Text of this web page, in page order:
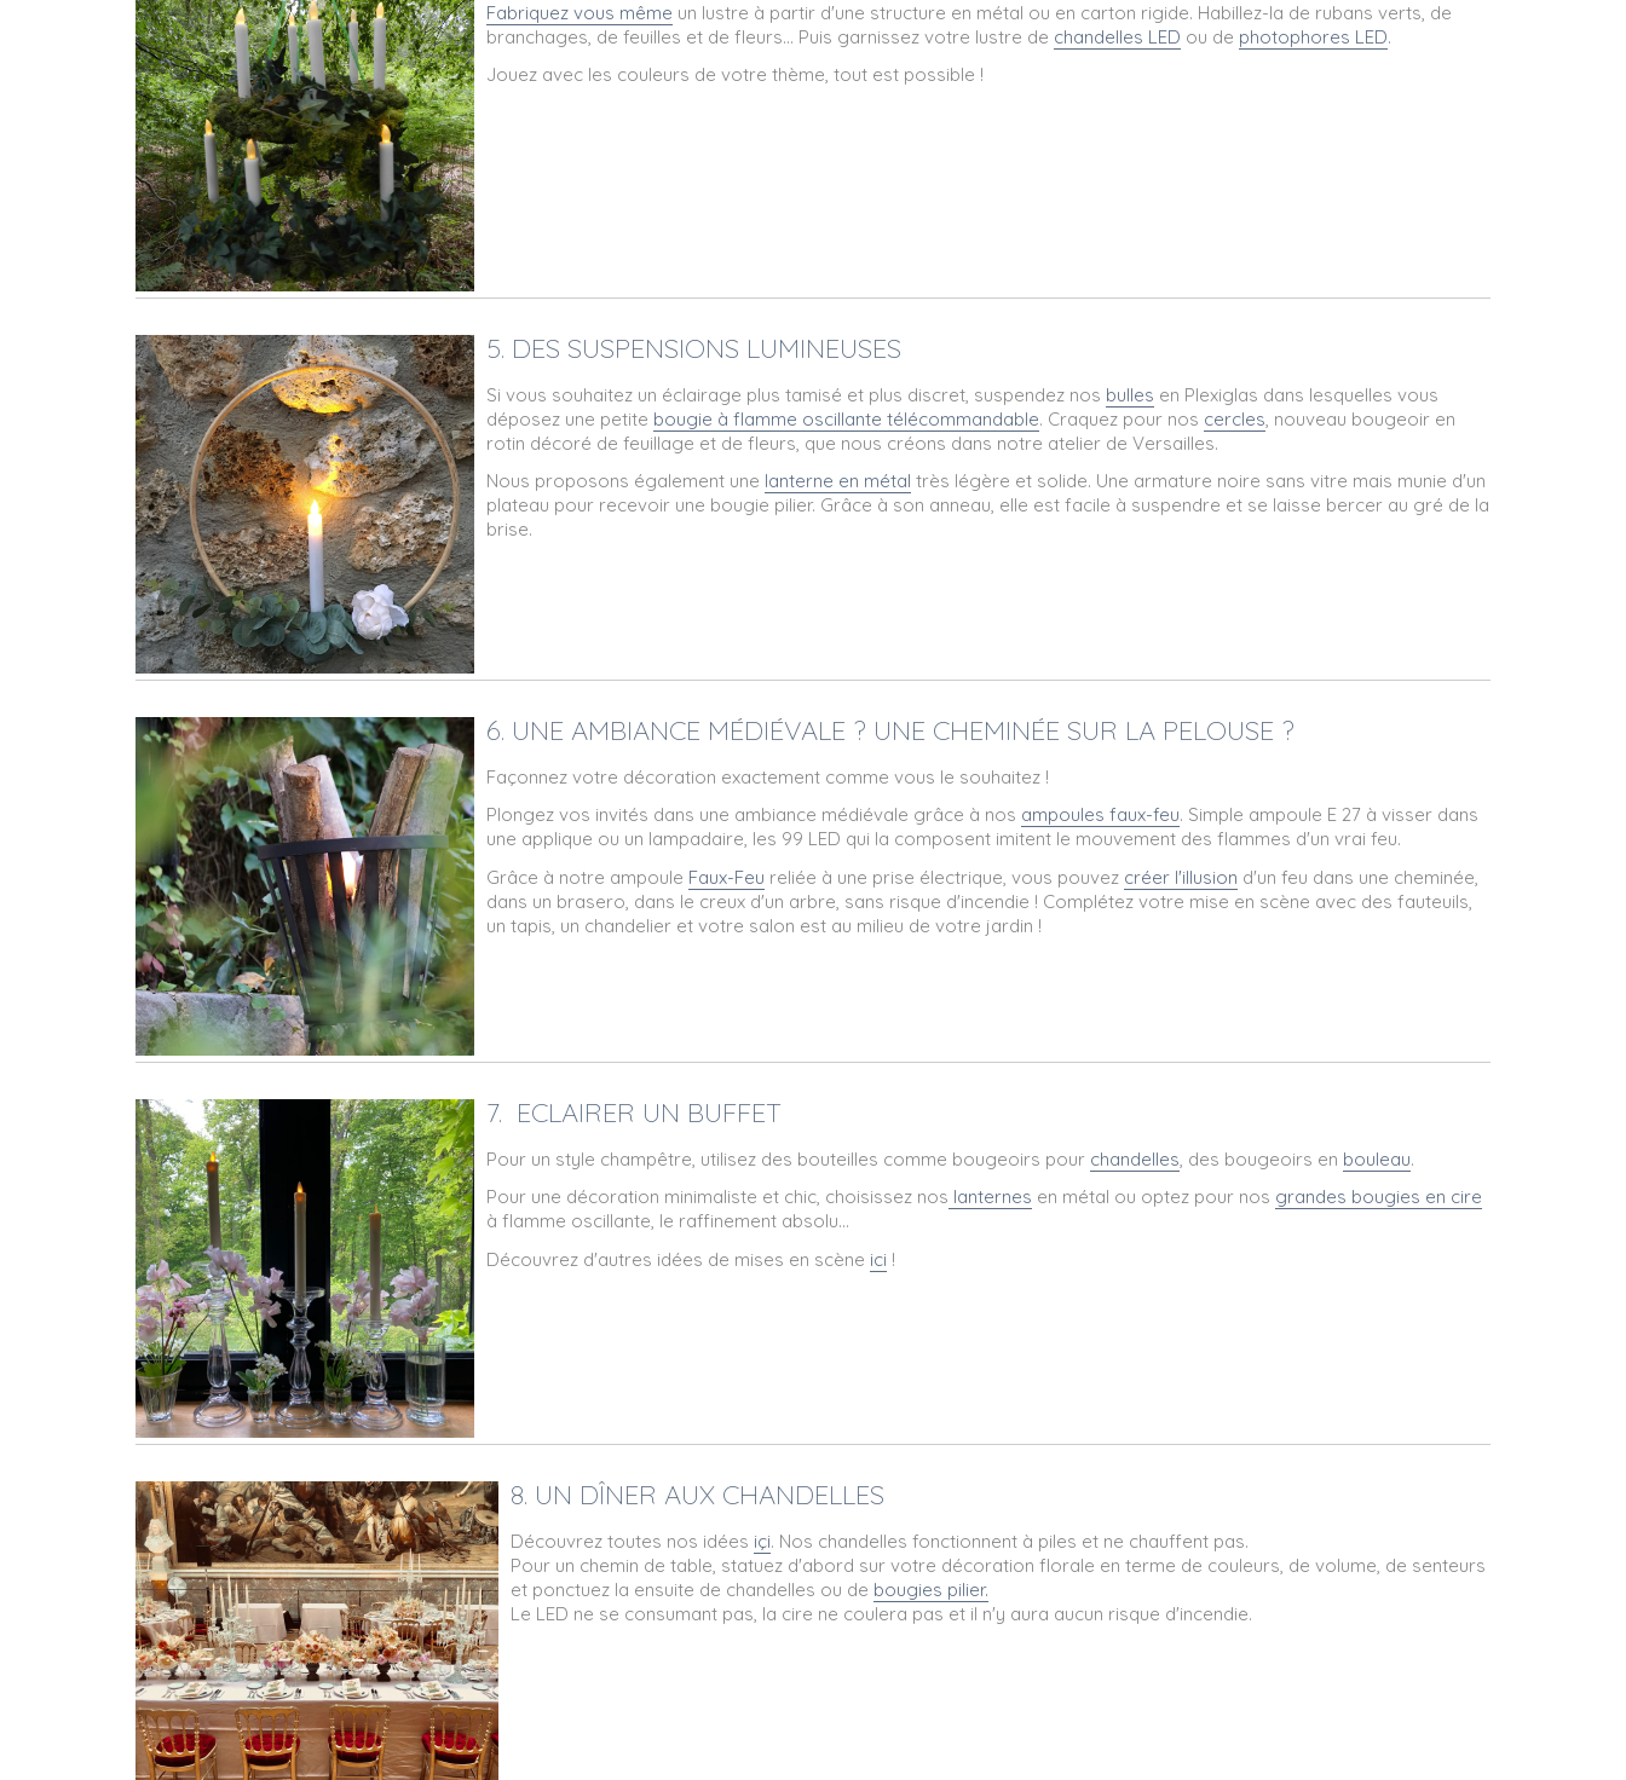
Fabriquez vous même un lustre à partir d'une structure en métal ou en carton rigide. Habillez-la de rubans verts, de
branchages, de feuilles et de fleurs... Puis garnissez votre lustre de chandelles LED ou de photophores LED.
Jouez avec les couleurs de votre thème, tout est possible !
5. DES SUSPENSIONS LUMINEUSES
Si vous souhaitez un éclairage plus tamisé et plus discret, suspendez nos bulles en Plexiglas dans lesquelles vous
déposez une petite bougie à flamme oscillante télécommandable. Craquez pour nos cercles, nouveau bougeoir en
rotin décoré de feuillage et de fleurs, que nous créons dans notre atelier de Versailles.
Nous proposons également une lanterne en métal très légère et solide. Une armature noire sans vitre mais munie d'un
plateau pour recevoir une bougie pilier. Grâce à son anneau, elle est facile à suspendre et se laisse bercer au gré de la
brise.
6. UNE AMBIANCE MÉDIÉVALE ? UNE CHEMINÉE SUR LA PELOUSE ?
Façonnez votre décoration exactement comme vous le souhaitez !
Plongez vos invités dans une ambiance médiévale grâce à nos ampoules faux-feu. Simple ampoule E 27 à visser dans
une applique ou un lampadaire, les 99 LED qui la composent imitent le mouvement des flammes d'un vrai feu.
Grâce à notre ampoule Faux-Feu reliée à une prise électrique, vous pouvez créer l'illusion d'un feu dans une cheminée,
dans un brasero, dans le creux d'un arbre, sans risque d'incendie ! Complétez votre mise en scène avec des fauteuils,
un tapis, un chandelier et votre salon est au milieu de votre jardin !
7. ECLAIRER UN BUFFET
Pour un style champêtre, utilisez des bouteilles comme bougeoirs pour chandelles, des bougeoirs en bouleau.
Pour une décoration minimaliste et chic, choisissez nos lanternes en métal ou optez pour nos grandes bougies en cire
à flamme oscillante, le raffinement absolu...
Découvrez d'autres idées de mises en scène ici !
8. UN DÎNER AUX CHANDELLES
Découvrez toutes nos idées içi. Nos chandelles fonctionnent à piles et ne chauffent pas.
Pour un chemin de table, statuez d'abord sur votre décoration florale en terme de couleurs, de volume, de senteurs
et ponctuez la ensuite de chandelles ou de bougies pilier.
Le LED ne se consumant pas, la cire ne coulera pas et il n'y aura aucun risque d'incendie.